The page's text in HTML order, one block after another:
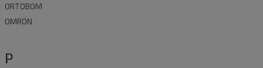
ORTOBOM
OMRON
P